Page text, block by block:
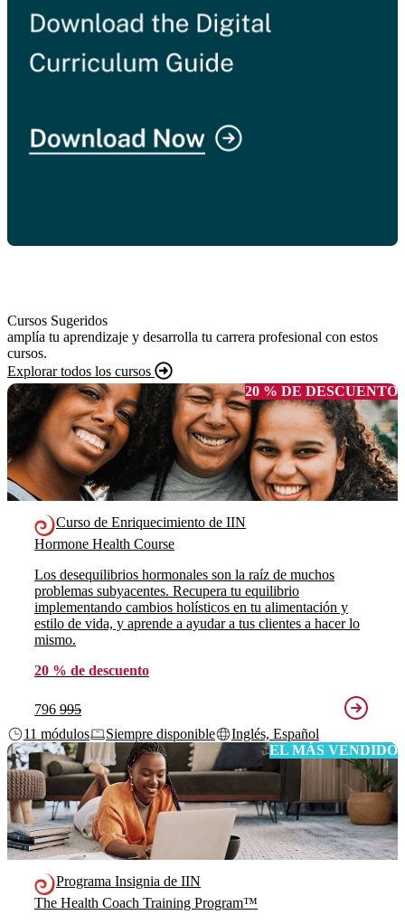
Cursos Sugeridos
amplía tu aprendizaje y desarrolla tu carrera profesional con estos
cursos.
Explorar todos los cursos
20 % DE DESCUENTO
Curso de Enriquecimiento de IIN
Hormone Health Course
Los desequilibrios hormonales son la raíz de muchos
problemas subyacentes. Recupera tu equilibrio
implementando cambios holísticos en tu alimentación y
estilo de vida, y aprende a ayudar a tus clientes a hacer lo
mismo.
20 % de descuento
796 995
11 módulos
Siempre disponible
Inglés, Español
EL MÁS VENDIDO
Programa Insignia de IIN
The Health Coach Training Program™